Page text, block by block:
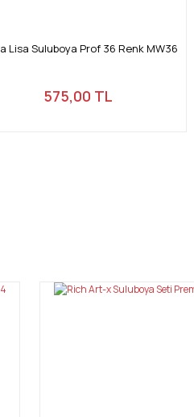
Lisa Suluboya Prof 36 Renk MW36
575,00 TL